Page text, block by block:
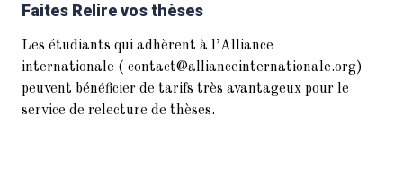
Faites Relire vos thèses
Les étudiants qui adhèrent à l’Alliance
internationale ( contact@allianceinternationale.org)
peuvent bénéficier de tarifs très avantageux pour le
service de relecture de thèses.